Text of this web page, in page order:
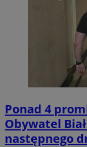
Ponad 4
Obywatel
następnego